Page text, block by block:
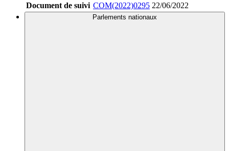
Document de suivi COM(2022)0295 22/06/2022
Parlements nationaux